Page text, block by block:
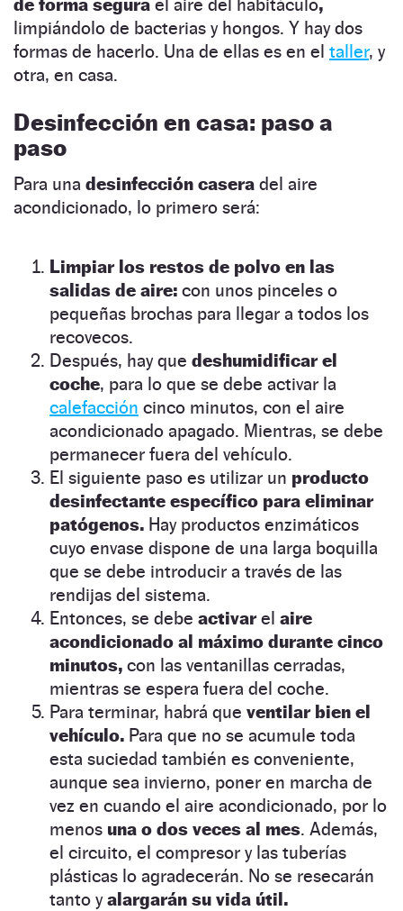
de forma segura el aire del habitáculo,
limpiándolo de bacterias y hongos. Y hay dos
formas de hacerlo. Una de ellas es en el taller, y
otra, en casa.
Desinfección en casa: paso a
paso
Para una desinfección casera del aire
acondicionado, lo primero será:
Limpiar los restos de polvo en las
salidas de aire: con unos pinceles o
pequeñas brochas para llegar a todos los
recovecos.
Después, hay que deshumidificar el
coche, para lo que se debe activar la
calefacción cinco minutos, con el aire
acondicionado apagado. Mientras, se debe
permanecer fuera del vehículo.
El siguiente paso es utilizar un producto
desinfectante específico para eliminar
patógenos. Hay productos enzimáticos
cuyo envase dispone de una larga boquilla
que se debe introducir a través de las
rendijas del sistema.
Entonces, se debe activarel aire
acondicionado al máximo durante cinco
minutos, con las ventanillas cerradas,
mientras se espera fuera del coche.
Para terminar, habrá que ventilar bien el
vehículo. Para que no se acumule toda
esta suciedad también es conveniente,
aunque sea invierno, poner en marcha de
vez en cuando el aire acondicionado, por lo
menos una o dos veces al mes. Además,
el circuito, el compresor y las tuberías
plásticas lo agradecerán. No se resecarán
tanto yalargarán su vida útil.